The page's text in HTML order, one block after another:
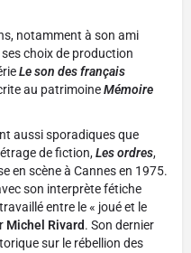
notamment à son ami
choix de production
Le son des français
au patrimoineMémoire
aussi sporadiques que
de fiction,Les ordres,
en scène à Cannes en 1975.
son interprète fétiche
entre le « joué et le
Michel Rivard. Son dernier
sur le rébellion des